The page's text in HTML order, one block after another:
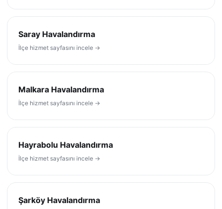
Saray Havalandırma
İlçe hizmet sayfasını incele →
Malkara Havalandırma
İlçe hizmet sayfasını incele →
Hayrabolu Havalandırma
İlçe hizmet sayfasını incele →
Şarköy Havalandırma